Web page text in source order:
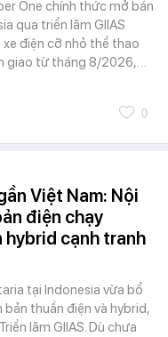
One chính thức mở bán
qua triển lãm GIIAS
xe điện cỡ nhỏ thể thao
giao từ tháng 8/2026,…
0
Việt Nam: Nội
điện chạy
cạnh tranh
tại Indonesia vừa bổ
bản thuần điện và hybrid,
lãm GIIAS. Dù chưa